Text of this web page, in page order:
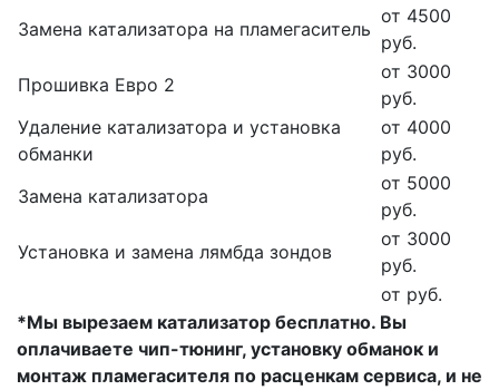
Замена катализатора на пламегаситель
от 4500
руб.
Прошивка Евро 2
от 3000
руб.
Удаление катализатора и установка
обманки
от 4000
руб.
Замена катализатора
от 5000
руб.
Установка и замена лямбда зондов
от 3000
руб.
от руб.
*Мы вырезаем катализатор бесплатно. Вы
оплачиваете чип-тюнинг, установку обманок и
монтаж пламегасителя по расценкам сервиса, и не